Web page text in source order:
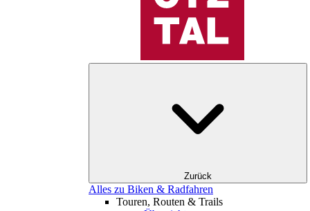
Zurück
Alles zu Biken & Radfahren
Touren, Routen & Trails